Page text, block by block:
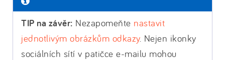
TIP na závěr: Nezapomeňte nastavit
jednotlivým obrázkům odkazy. Nejen ikonky
sociálních sítí v patičce e-mailu mohou